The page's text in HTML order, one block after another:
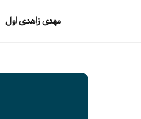
مهدی زاهدی اول